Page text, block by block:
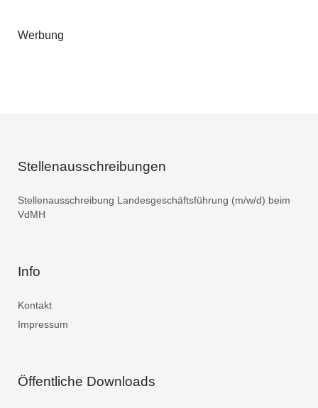
Werbung
Stellenausschreibungen
Stellenausschreibung Landesgeschäftsführung (m/w/d) beim
VdMH
Info
Kontakt
Impressum
Öffentliche Downloads